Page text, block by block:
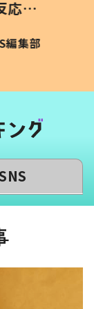
応に
方な
編集部